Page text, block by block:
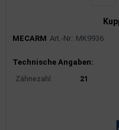
MECARM Art.-Nr.: MK9936
Produktinformationen
Technische Angaben:
Zähnezahl 21